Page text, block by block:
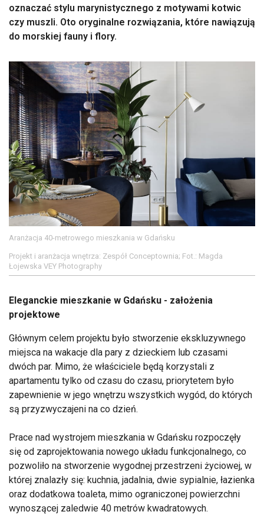
oznaczać stylu marynistycznego z motywami kotwic
czy muszli. Oto oryginalne rozwiązania, które nawiązują
do morskiej fauny i flory.
Aranżacja 40-metrowego mieszkania w Gdańsku
Projekt i aranżacja wnętrza: Zespół Conceptownia; Fot.: Magda
Łojewska VEY Photography
Eleganckie mieszkanie w Gdańsku - założenia
projektowe
Głównym celem projektu było stworzenie ekskluzywnego
miejsca na wakacje dla pary z dzieckiem lub czasami
dwóch par. Mimo, że właściciele będą korzystali z
apartamentu tylko od czasu do czasu, priorytetem było
zapewnienie w jego wnętrzu wszystkich wygód, do których
są przyzwyczajeni na co dzień.
Prace nad wystrojem mieszkania w Gdańsku rozpoczęły
się od zaprojektowania nowego układu funkcjonalnego, co
pozwoliło na stworzenie wygodnej przestrzeni życiowej, w
której znalazły się: kuchnia, jadalnia, dwie sypialnie, łazienka
oraz dodatkowa toaleta, mimo ograniczonej powierzchni
wynoszącej zaledwie 40 metrów kwadratowych.